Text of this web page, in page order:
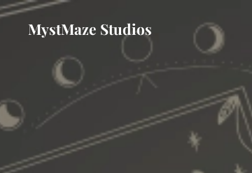
MystMaze Studios